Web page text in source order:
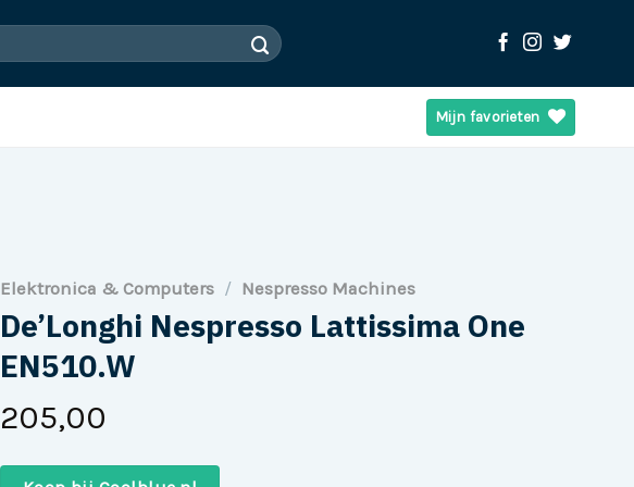
Mijn favorieten
Elektronica & Computers / Nespresso Machines
De’Longhi Nespresso Lattissima One
EN510.W
205,00